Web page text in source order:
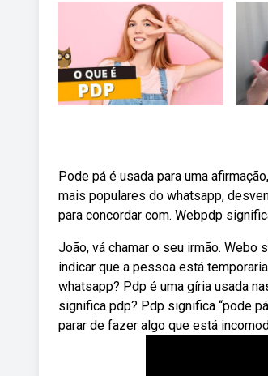
Pode pá é usada para uma
mais populares do whatsapp,
para concordar com. Webpdp
João, vá chamar o seu irmão.
indicar que a pessoa está
whatsapp? Pdp é uma gíria usada
significa pdp? Pdp significa “pode
parar de fazer algo que está